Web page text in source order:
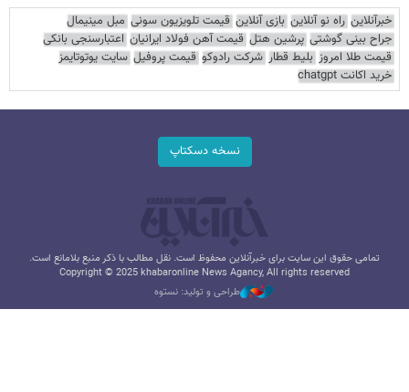
خبرآنلاین راه نو آنلاین بازی آنلاین قیمت تلویزیون سونی مبل مینیمال
جراح بینی گوشتی پرشین هتل قیمت آهن فولاد ایرانیان اعتبارسنجی بانکی
قیمت طلا امروز بلیط قطار شرکت رادوکو قیمت پروفیل سایت یوتوتایمز
خرید اکانت chatgpt
نسخه دسکتاپ
تمامی حقوق این سایت برای خبرآنلاین محفوظ است. نقل مطالب با ذکر منبع بلامانع است.
Copyright © 2025 khabaronline News Agancy, All rights reserved
طراحی و تولید: نستوه